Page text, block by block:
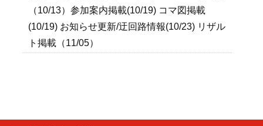
（10/13）参加案内掲載(10/19) コマ図掲載
(10/19) お知らせ更新/迂回路情報(10/23) リザル
ト掲載（11/05）